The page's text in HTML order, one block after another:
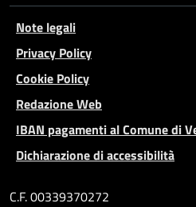
Note legali
Privacy Policy
Cookie Policy
Redazione Web
IBAN pagamenti al Comune di
Dichiarazione di accessibilità
C.F. 00339370272